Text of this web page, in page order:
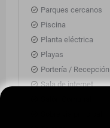
Parques cercanos
Piscina
Planta eléctrica
Playas
Portería / Recepción
Sala de internet